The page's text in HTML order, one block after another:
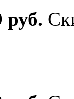
руб.